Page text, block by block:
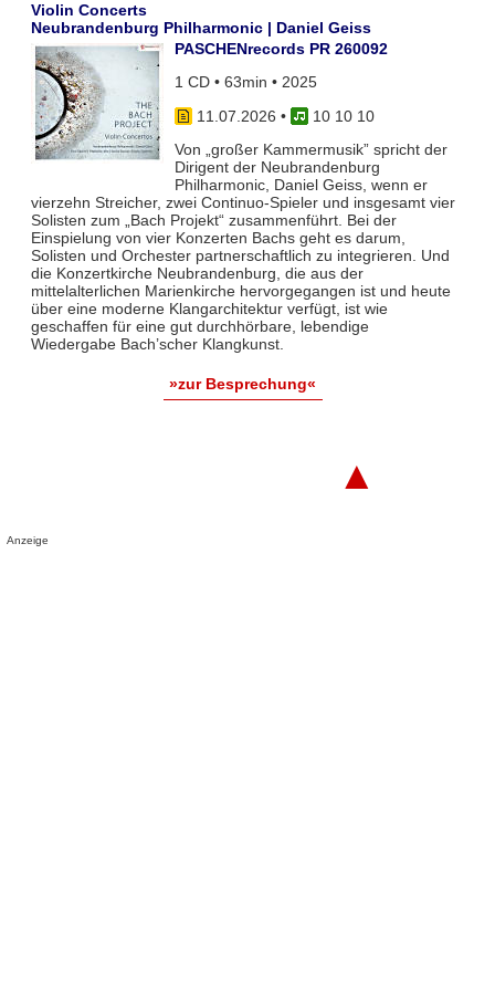
Violin Concerts
Neubrandenburg Philharmonic | Daniel Geiss
PASCHENrecords PR 260092
1 CD • 63min • 2025
11.07.2026 •
10 10 10
Von „großer Kammermusik” spricht der
Dirigent der Neubrandenburg
Philharmonic, Daniel Geiss, wenn er
vierzehn Streicher, zwei Continuo-Spieler und insgesamt vier
Solisten zum „Bach Projekt“ zusammenführt. Bei der
Einspielung von vier Konzerten Bachs geht es darum,
Solisten und Orchester partnerschaftlich zu integrieren. Und
die Konzertkirche Neubrandenburg, die aus der
mittelalterlichen Marienkirche hervorgegangen ist und heute
über eine moderne Klangarchitektur verfügt, ist wie
geschaffen für eine gut durchhörbare, lebendige
Wiedergabe Bach’scher Klangkunst.
»zur Besprechung«
▲
Anzeige